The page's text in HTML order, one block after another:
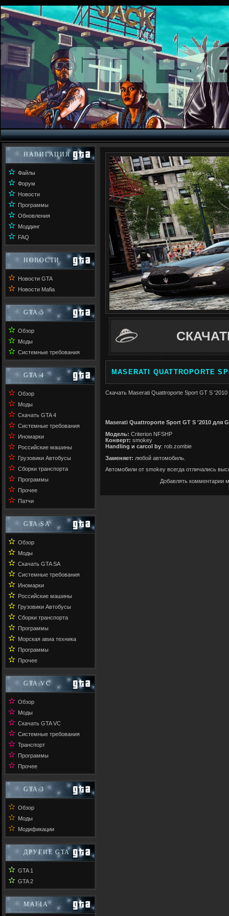
НАВИГАЦИЯ
✫ Файлы
✫ Форум
✫ Новости
✫ Программы
✫ Обновления
✫ Моддинг
✫ FAQ
НОВОСТИ
✫ Новости GTA
✫ Новости Mafia
GTA 5
✫ Обзор
✫ Моды
✫ Системные требования
GTA 4
✫ Обзор
✫ Моды
✫ Скачать GTA 4
✫ Системные требования
✫ Иномарки
✫ Российские машины
✫ Грузовики Автобусы
✫ Сборки транспорта
✫ Программы
✫ Прочее
✫ Патчи
GTA SA
✫ Обзор
✫ Моды
✫ Скачать GTA SA
✫ Системные требования
✫ Иномарки
✫ Российские машины
✫ Грузовики Автобусы
✫ Сборки транспорта
✫ Программы
✫ Морская авиа техника
✫ Программы
✫ Прочее
GTA VC
✫ Обзор
✫ Моды
✫ Скачать GTA VC
✫ Системные требования
✫ Транспорт
✫ Программы
✫ Прочее
GTA 3
✫ Обзор
✫ Моды
✫ Модификации
ДРУГИЕ GTA
✫ GTA 1
✫ GTA 2
MAFIA
MASERATI QUATTROPORTE
Скачать Maserati Quattroporte Sport GT S '2010
Maserati Quattroporte Sport GT S '2010 для
Модель: Criterion NFSHP
Конверт: smokey
Handling и carcol by: rob.zombie
Заменяет: любой автомобиль.
Автомобили от smokey всегда отличались
Добавлять комментарии